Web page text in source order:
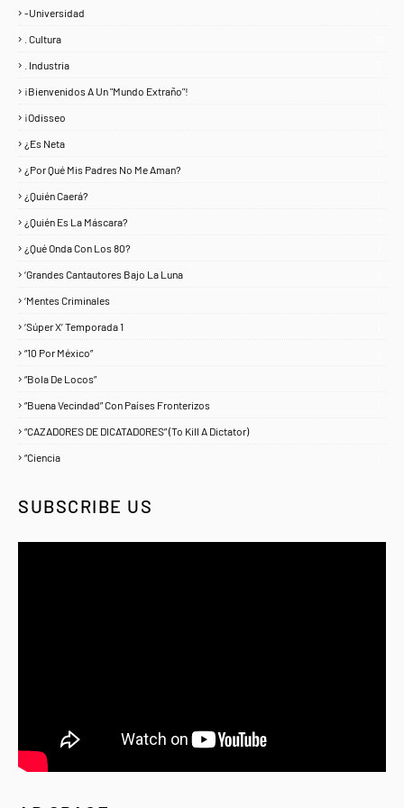
-Universidad
. Cultura
. Industria
¡Bienvenidos A Un "Mundo Extraño"!
¡Odisseo
¿Es Neta
¿Por Qué Mis Padres No Me Aman?
¿Quién Caerá?
¿Quién Es La Máscara?
¿Qué Onda Con Los 80?
‘Grandes Cantautores Bajo La Luna
‘Mentes Criminales
‘Súper X’ Temporada 1
“10 Por México”
“Bola De Locos”
“Buena Vecindad” Con Países Fronterizos
“CAZADORES DE DICATADORES” (To Kill A Dictator)
“Ciencia
SUBSCRIBE US